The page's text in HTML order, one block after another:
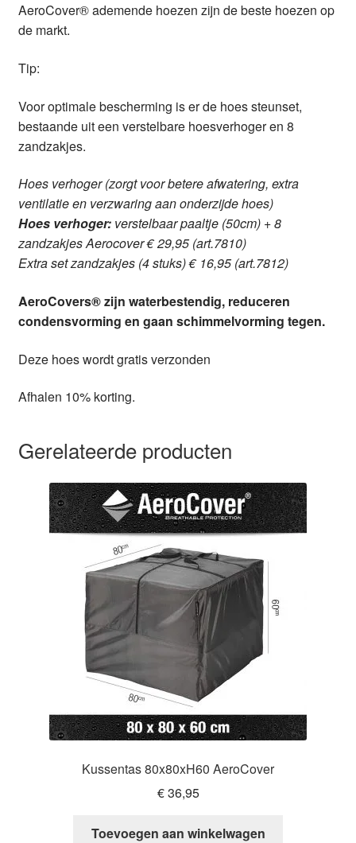
AeroCover® ademende hoezen zijn de beste hoezen op
de markt.
Tip:
Voor optimale bescherming is er de hoes steunset,
bestaande uit een verstelbare hoesverhoger en 8
zandzakjes.
Hoes verhoger (zorgt voor betere afwatering, extra
ventilatie en verzwaring aan onderzijde hoes)
Hoes verhoger:verstelbaar paaltje (50cm) + 8
zandzakjes Aerocover € 29,95 (art.7810)
Extra set zandzakjes (4 stuks) € 16,95 (art.7812)
AeroCovers® zijn waterbestendig, reduceren
condensvorming en gaan schimmelvorming tegen.
Deze hoes wordt gratis verzonden
Afhalen 10% korting.
Gerelateerde producten
Kussentas 80x80xH60 AeroCover
€36,95
Toevoegen aan winkelwagen